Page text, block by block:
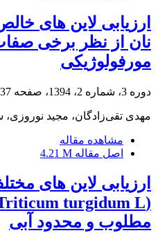
ارزیابی لاین های
نان از نظر برخی
مورفولوژیکی
دوره 3، شماره 2، 1394، صفحه 150
مهدی تقی‌زادگان، مجید نوروزی،
مشاهده مقاله
اصل مقاله 4.21 M
ارزیابی لاین های
مطلوب و محدود آبی